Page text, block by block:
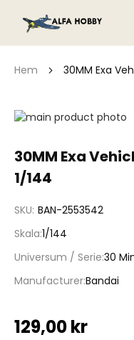
Hem 30MM Exa
30MM Exa
1/144
SKU BAN-2553542
Skala 1/144
Universum / Serie 30
ManufacturerBandai
129,00 kr
Hoppa
av
bildgalleriet
Hoppa
till
början
bildgalleriet